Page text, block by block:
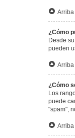
Arriba
¿Cómo
Desde
pueden
Arriba
¿Cómo
Los
puede
"spam",
Arriba